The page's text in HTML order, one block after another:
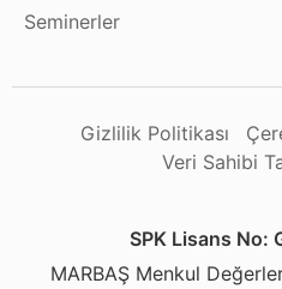
Seminerler
Gizlilik Politikası
Veri Sahibi
SPK Lisans No:
MARBAŞ Menkul